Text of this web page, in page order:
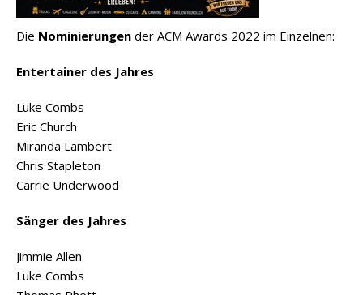
Die Nominierungen der ACM Awards 2022 im Einzelnen:
Entertainer des Jahres
Luke Combs
Eric Church
Miranda Lambert
Chris Stapleton
Carrie Underwood
Sänger des Jahres
Jimmie Allen
Luke Combs